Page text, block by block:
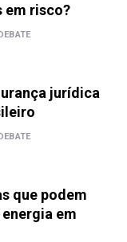
em risco?
jurídica
que podem
em